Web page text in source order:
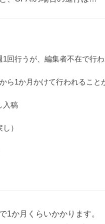
回行うが、編集者不在で行わ
ら1か月かけて行われること
入稿
）
1か月くらいかかります。